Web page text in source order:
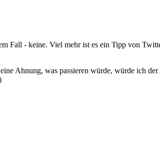
Fall - keine. Viel mehr ist es ein Tipp von
Ahnung, was passieren würde, würde ich